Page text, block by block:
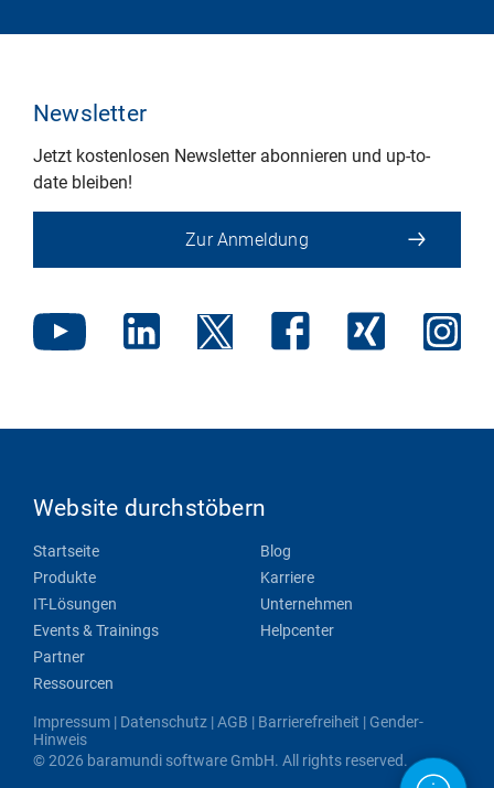
Newsletter
Jetzt kostenlosen Newsletter abonnieren und up-to-
date bleiben!
Zur Anmeldung
Website durchstöbern
Startseite
Produkte
IT-Lösungen
Events & Trainings
Partner
Ressourcen
Blog
Karriere
Unternehmen
Helpcenter
Impressum | Datenschutz |AGB | Barrierefreiheit | Gender-
Hinweis
© 2026 baramundi software GmbH. All rights reserved.